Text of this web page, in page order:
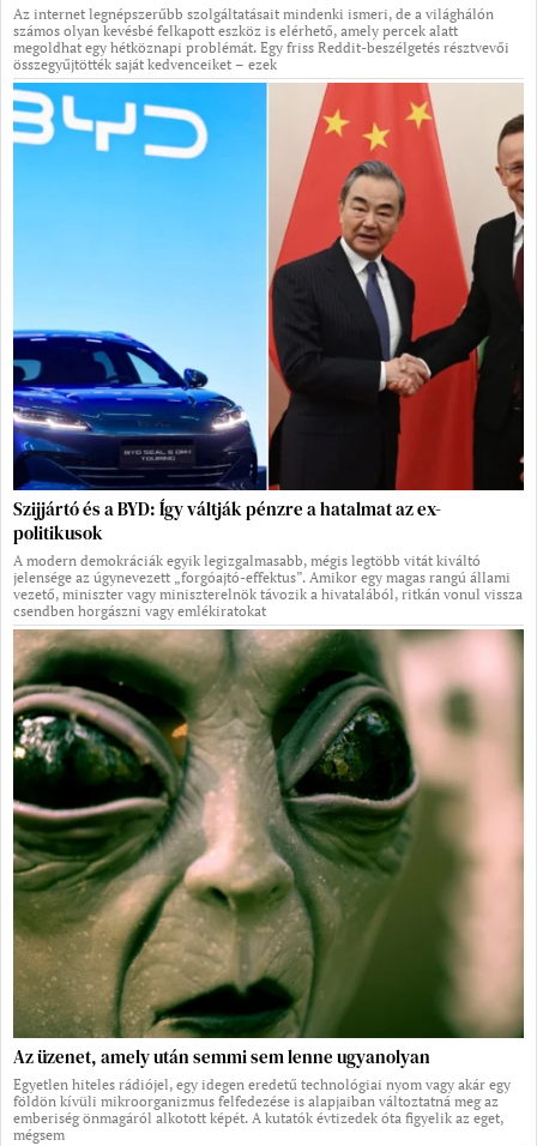
Az internet legnépszerűbb szolgáltatásait mindenki ismeri, de a világhálón
számos olyan kevésbé felkapott eszköz is elérhető, amely percek alatt
megoldhat egy hétköznapi problémát. Egy friss Reddit-beszélgetés résztvevői
összegyűjtötték saját kedvenceiket – ezek
Szijjártó és a BYD: Így váltják pénzre a hatalmat az ex-
politikusok
A modern demokráciák egyik legizgalmasabb, mégis legtöbb vitát kiváltó
jelensége az úgynevezett „forgóajtó-effektus”. Amikor egy magas rangú állami
vezető, miniszter vagy miniszterelnök távozik a hivatalából, ritkán vonul vissza
csendben horgászni vagy emlékiratokat
Az üzenet, amely után semmi sem lenne ugyanolyan
Egyetlen hiteles rádiójel, egy idegen eredetű technológiai nyom vagy akár egy
földön kívüli mikroorganizmus felfedezése is alapjaiban változtatná meg az
emberiség önmagáról alkotott képét. A kutatók évtizedek óta figyelik az eget,
mégsem